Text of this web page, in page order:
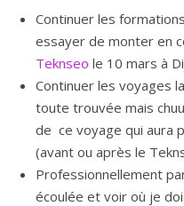
Continuer les
essayer de monter en
Teknseo le 10 mars à
Continuer les voyages
toute trouvée mais
de ce voyage qui aura
(avant ou après le
Professionnellement
écoulée et voir où je